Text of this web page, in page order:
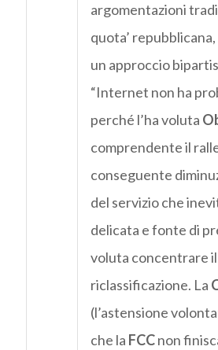
argomentazioni
quota’
un approccio
“Internet non ha
perché l’ha voluta
comprendente il
conseguente
del servizio che
delicata e fonte di
voluta concentrare
riclassificazione. La
(l’astensione
che la FCCnon